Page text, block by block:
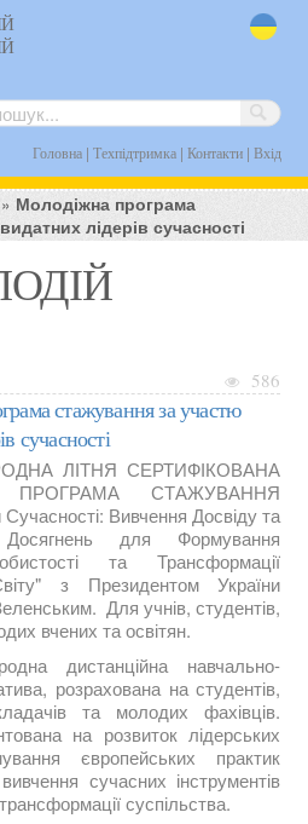
Головна| Техпідтримка| Контакти| Вхід
» Молодіжна програма
лідерів сучасності
586
стажування за участю
сучасності
ЛІТНЯ СЕРТИФІКОВАНА
ПРОГРАМА СТАЖУВАННЯ
Сучасності: Вивчення Досвіду та
Досягнень для Формування
та Трансформації
з Президентом України
Для учнів, студентів,
вчених та освітян.
дистанційна навчально-
розрахована на студентів,
та молодих фахівців.
на розвиток лідерських
європейських практик
сучасних інструментів
суспільства.